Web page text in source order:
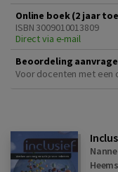
Online boek (2 jaar
ISBN 3009010013809
Direct via e-mail
Beoordeling
Voor docenten met een